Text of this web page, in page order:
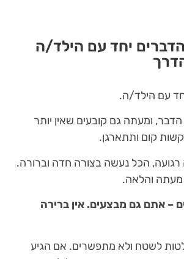
יחד עם הילד/ה
עם הילד/ה.
ומעתה גם קובעים שאין יותר
קום ותתארגן.
הכל נעשה בצורה חדה וברורה.
מעתה והלאה.
– אתם גם מבצעים. אין ברירה
לשטח ולא מתפשרים. אם הגיע